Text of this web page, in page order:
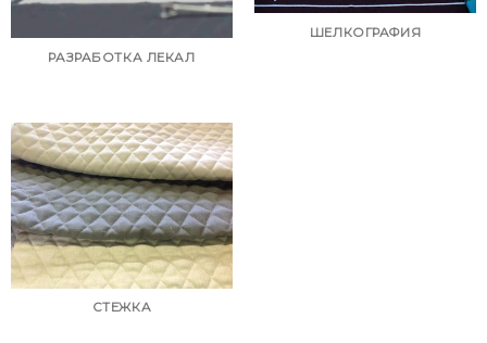
РАЗРАБОТКА ЛЕКАЛ
ШЕЛКОГРАФИЯ
СТЕЖКА